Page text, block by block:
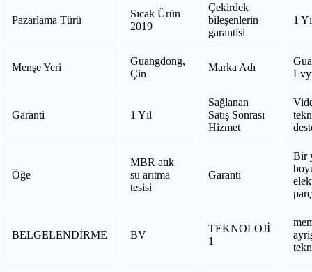
Pazarlama Türü
Sıcak Ürün
2019
Çekirdek
bileşenlerin
garantisi
1
Menşe Yeri
Guangdong,
Çin
Marka Adı
Garanti 1 Yıl
Sağlanan
Satış Sonrası
Hizmet
Öğe
MBR atık
su arıtma
tesisi
Garanti
Bir
BELGELENDİRME BV
TEKNOLOJİ
1